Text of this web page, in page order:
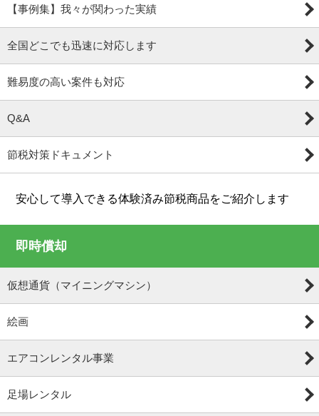
【事例集】我々が関わった実績
全国どこでも迅速に対応します
難易度の高い案件も対応
Q&A
節税対策ドキュメント
安心して導入できる体験済み節税商品をご紹介します
即時償却
仮想通貨（マイニングマシン）
絵画
エアコンレンタル事業
足場レンタル